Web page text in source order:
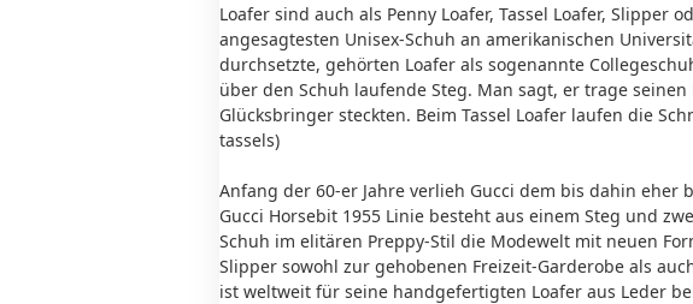
Loafer sind auch als Penny Loafer, Tassel Loafer, Slipper
angesagtesten Unisex-Schuh an amerikanischen
durchsetzte, gehörten Loafer als sogenannte
über den Schuh laufende Steg. Man sagt, er trage
Glücksbringer steckten. Beim Tassel Loafer laufen die
tassels)
Anfang der 60-er Jahre verlieh Gucci dem bis dahin eher
Gucci Horsebit 1955 Linie besteht aus einem Steg und
Schuh im elitären Preppy-Stil die Modewelt mit neuen
Slipper sowohl zur gehobenen Freizeit-Garderobe als
ist weltweit für seine handgefertigten Loafer aus Leder